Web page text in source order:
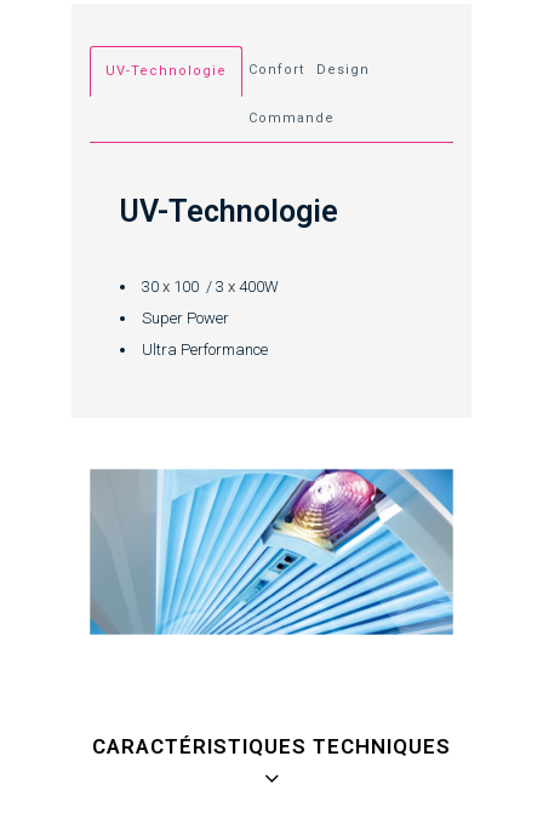
UV-Technologie Confort Design
Commande
UV-Technologie
30 x 100 / 3 x 400W
Super Power
Ultra Performance
CARACTÉRISTIQUES TECHNIQUES